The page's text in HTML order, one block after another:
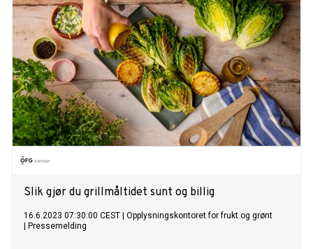
Slik gjør du grillmåltidet sunt og billig
16.6.2023 07:30:00 CEST
Opplysningskontoret for frukt og grønt
Pressemelding